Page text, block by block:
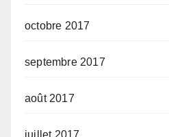
octobre 2017
septembre 2017
août 2017